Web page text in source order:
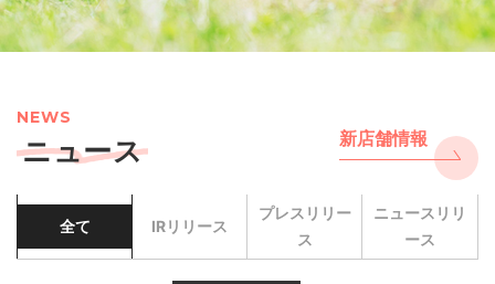
NEWS
ニュース 新店舗情報
全て IRリリース
プレスリリー
ス
ニュースリリ
ース